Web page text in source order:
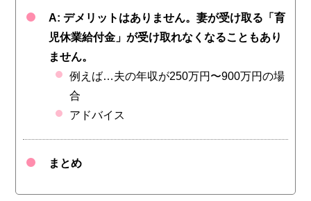
A: デメリットはありません。妻が受け取る「育
児休業給付金」が受け取れなくなることもあり
ません。
例えば…夫の年収が250万円〜900万円の場
合
アドバイス
まとめ